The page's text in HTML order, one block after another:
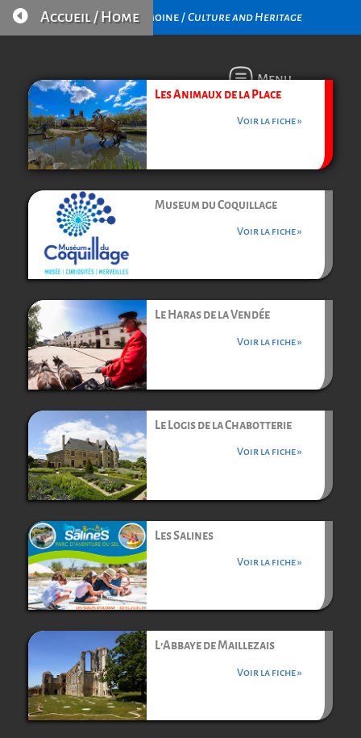
Culture et Patrimoine /Culture and Heritage
 Accueil / Home
Menu
Les Animaux de la Place
Voir la fiche »
Museum du Coquillage
Voir la fiche »
Le Haras de la Vendée
Voir la fiche »
Le Logis de la Chabotterie
Voir la fiche »
Les Salines
Voir la fiche »
L’Abbaye de Maillezais
Voir la fiche »